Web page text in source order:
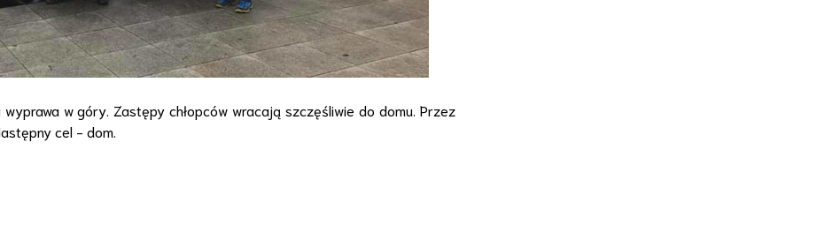
w góry. Zastępy chłopców wracają szczęśliwie do domu. Przez
cel - dom.